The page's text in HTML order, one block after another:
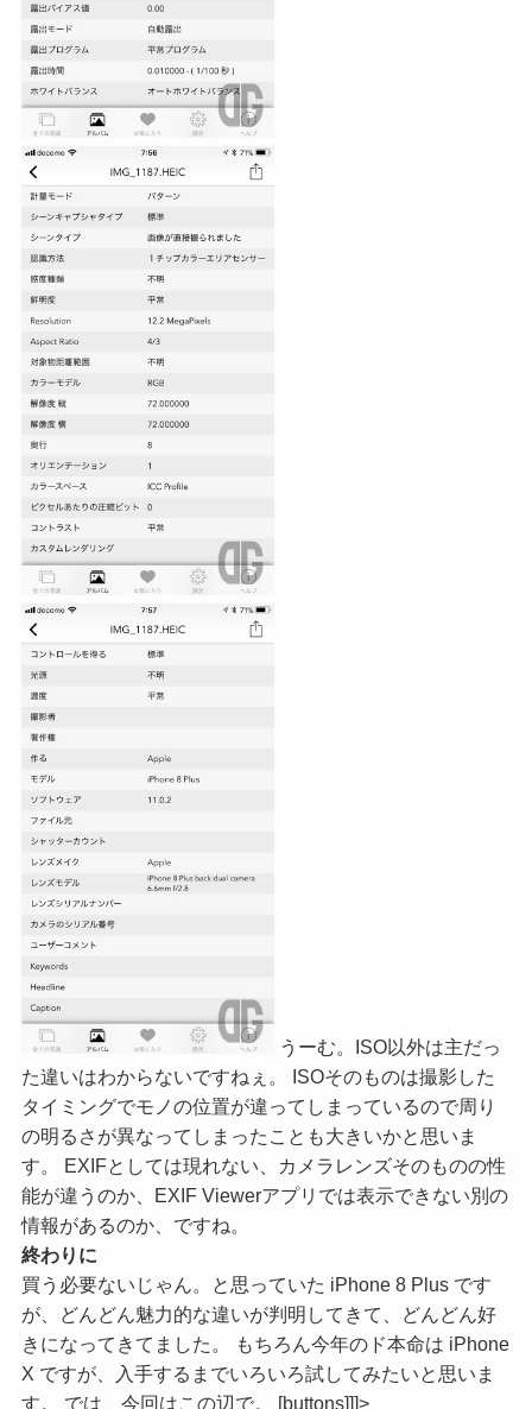
うーむ。ISO以外は主だっ
た違いはわからないですねぇ。 ISOそのものは撮影した
タイミングでモノの位置が違ってしまっているので周り
の明るさが異なってしまったことも大きいかと思いま
す。 EXIFとしては現れない、カメラレンズそのものの性
能が違うのか、EXIF Viewerアプリでは表示できない別の
情報があるのか、ですね。
終わりに
買う必要ないじゃん。と思っていた iPhone 8 Plus です
が、どんどん魅力的な違いが判明してきて、どんどん好
きになってきてました。 もちろん今年のド本命は iPhone
X ですが、入手するまでいろいろ試してみたいと思いま
す。 では、今回はこの辺で。 [buttons]]]>